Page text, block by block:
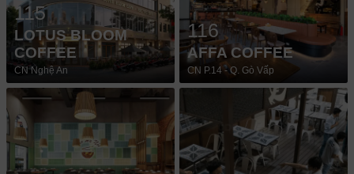
115
LOTUS BLOOM
COFFEE
CN Nghệ An
116
AFFA COFFEE
CN P.14 - Q. Gò Vấp